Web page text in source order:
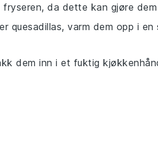
da dette kan gjøre
quesadillas, varm dem opp i
dem inn i et fuktig